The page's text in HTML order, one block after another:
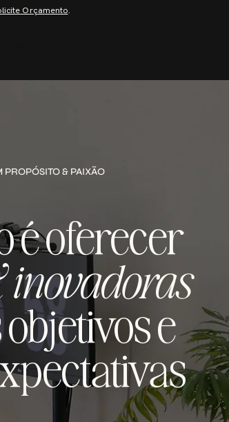
Orçamento.
& PAIXÃO
é oferecer
e